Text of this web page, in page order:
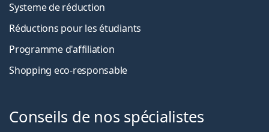
Systeme de réduction
Réductions pour les étudiants
Programme d'affiliation
Shopping eco-responsable
Conseils de nos spécialistes